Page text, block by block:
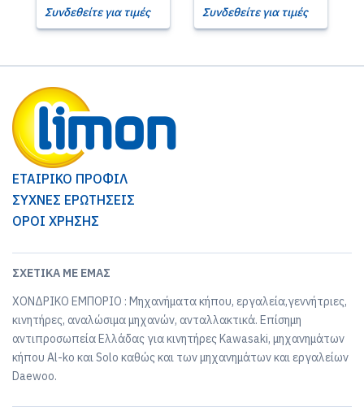
Συνδεθείτε για τιμές
Συνδεθείτε για τιμές
ΕΤΑΙΡΙΚΟ ΠΡΟΦΙΛ
ΣΥΧΝΕΣ ΕΡΩΤΗΣΕΙΣ
ΟΡΟΙ ΧΡΗΣΗΣ
ΣΧΕΤΙΚΆ ΜΕ ΕΜΆΣ
ΧΟΝΔΡΙΚΟ ΕΜΠΟΡΙΟ : Μηχανήματα κήπου, εργαλεία,γεννήτριες,
κινητήρες, αναλώσιμα μηχανών, ανταλλακτικά. Επίσημη
αντιπροσωπεία Ελλάδας για κινητήρες Kawasaki, μηχανημάτων
κήπου Al-ko και Solo καθώς και των μηχανημάτων και εργαλείων
Daewoo.